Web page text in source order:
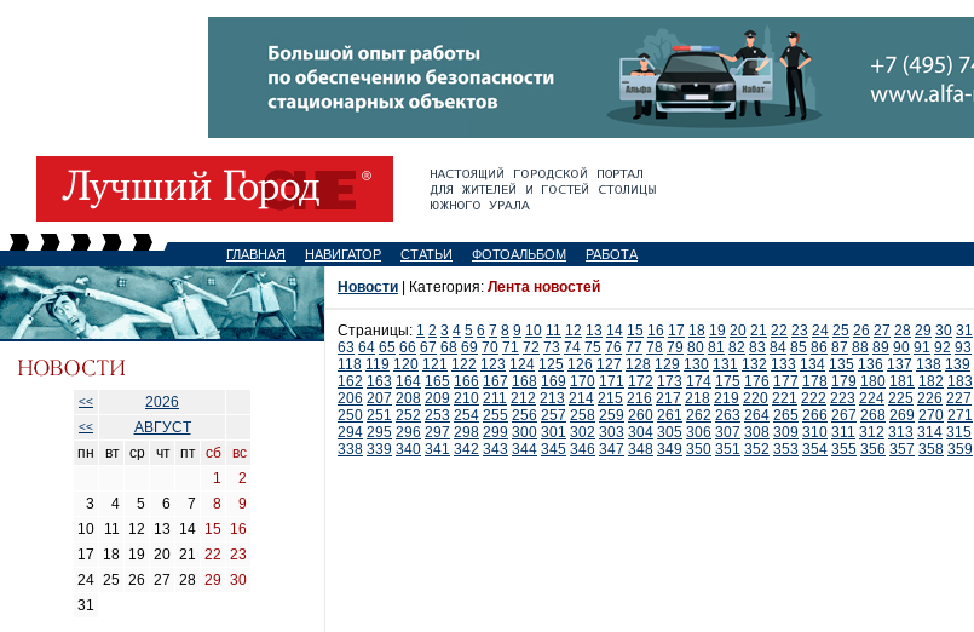
ГЛАВНАЯ НАВИГАТОР СТАТЬИ ФОТОАЛЬБОМ РАБОТА
<< 2026
<<
АВГУСТ
пн
вт ср чт пт сб
вс
1
2
3
4 5 6 7 8
9
10
11 12 13 14 15 16
17
18 19 20 21 22 23
24 25 26 27 28 29 30
31
Новости | Категория: Лента новостей
Страницы: 1 2 3 4 5 6 7 8 9 10 11 12 13 14 15 16 17 18 19 20 21 22 23 24 25 26 27 28 29 30 31
63 64 65 66 67 68 69 70 71 72 73 74 75 76 77 78 79 80 81 82 83 84 85 86 87 88 89 90 91 92 93
118 119 120 121 122 123 124 125 126 127 128 129 130 131 132 133 134 135 136 137 138 139
162 163 164 165 166 167 168 169 170 171 172 173 174 175 176 177 178 179 180 181 182 183
206 207 208 209 210 211 212 213 214 215 216 217 218 219 220 221 222 223 224 225 226 227
250 251 252 253 254 255 256 257 258 259 260 261 262 263 264 265 266 267 268 269 270 271
294 295 296 297 298 299 300 301 302 303 304 305 306 307 308 309 310 311 312 313 314 315
338 339 340 341 342 343 344 345 346 347 348 349 350 351 352 353 354 355 356 357 358 359